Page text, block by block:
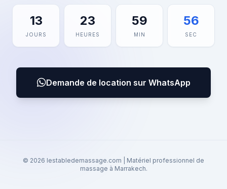
13
JOURS
23
HEURES
59
MIN
56
SEC
Demande de location sur WhatsApp
© 2026 lestabledemassage.com | Matériel professionnel de
massage à Marrakech.